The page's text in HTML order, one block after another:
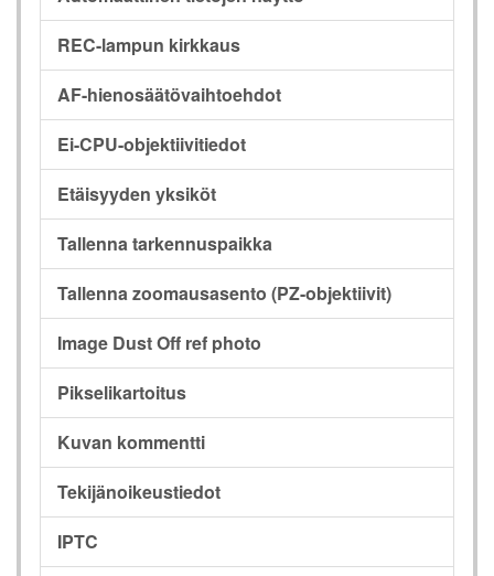
REC-lampun kirkkaus
AF-hienosäätövaihtoehdot
Ei-CPU-objektiivitiedot
Etäisyyden yksiköt
Tallenna tarkennuspaikka
Tallenna zoomausasento (PZ-objektiivit)
Image Dust Off ref photo
Pikselikartoitus
Kuvan kommentti
Tekijänoikeustiedot
IPTC